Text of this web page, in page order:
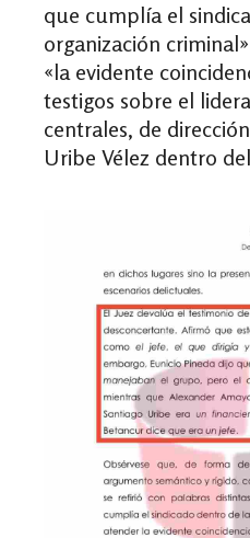
que cumplía el
organización
«la evidente
testigos sobre el
centrales, de
Uribe Vélez dentro